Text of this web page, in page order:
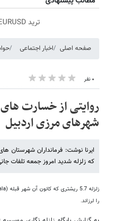
ترید EURUSD با اسپرد از صفر پیپ
صفحه اصلی اخبار اجتماعی
۰ نفر
شهرهای مرزی اردبیل
ایرنا نوشت: فرمانداران شهرستان
که زلزله شدید امروز جمعه تلفات
را لرزاند.